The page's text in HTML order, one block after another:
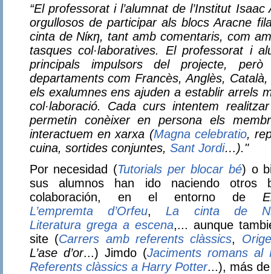
“El professorat i l’alumnat de l’Institut
orgullosos de participar als blocs Aracne
cinta de Νίκη, tant amb comentaris, com
tasques col·laboratives. El professorat i
principals impulsors del projecte, però
departaments com Francès, Anglès,
els exalumnes ens ajuden a establir arrels
col·laboració. Cada curs intentem
permetin conèixer en persona els
interactuem en xarxa (Magna celebratio,
cuina, sortides conjuntes, Sant Jordi…)."
Por necesidad (Tutorials per blocar bé) o
sus alumnos han ido naciendo otros
colaboración, en el entorno de
L’empremta d’Orfeu, La cinta de
Literatura grega a escena,... aunque
site (Carrers amb referents clàssics,
L’ase d’or...) Jimdo (Jaciments romans al
Referents clàssics a Harry Potter...), más